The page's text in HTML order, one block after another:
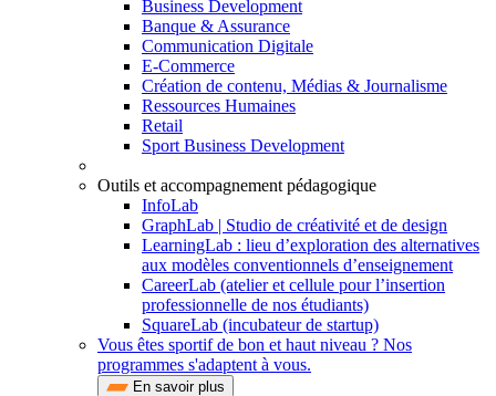
Business Development
Banque & Assurance
Communication Digitale
E-Commerce
Création de contenu, Médias & Journalisme
Ressources Humaines
Retail
Sport Business Development
Outils et accompagnement pédagogique
InfoLab
GraphLab | Studio de créativité et de design
LearningLab : lieu d’exploration des alternatives
aux modèles conventionnels d’enseignement
CareerLab (atelier et cellule pour l’insertion
professionnelle de nos étudiants)
SquareLab (incubateur de startup)
Vous êtes sportif de bon et haut niveau ? Nos
programmes s'adaptent à vous.
En savoir plus